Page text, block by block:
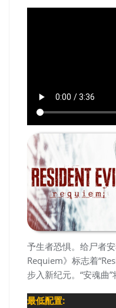
予生者恐惧。给尸者
Requiem》标志着
步入新纪元。“安魂曲
最低配置: